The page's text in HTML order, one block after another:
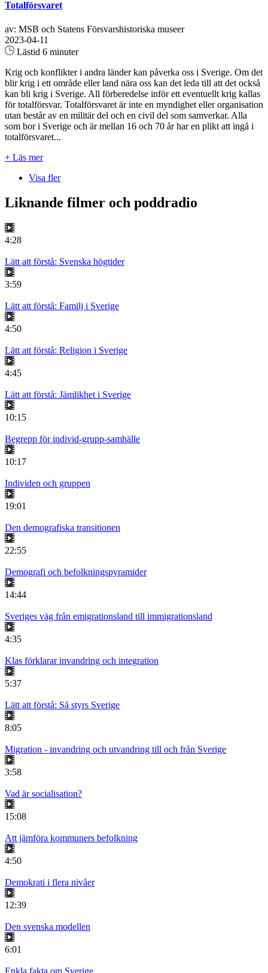
Totalförsvaret
av: MSB och Statens Försvarshistoriska museer
2023-04-11
Lästid 6 minuter
Krig och konflikter i andra länder kan påverka oss i Sverige. Om det
blir krig i ett område eller land nära oss kan det leda till att det också
kan bli krig i Sverige. All förberedelse inför ett eventuellt krig kallas
för totalförsvar. Totalförsvaret är inte en myndighet eller organisation
utan består av en militär del och en civil del som samverkar. Alla
som bor i Sverige och är mellan 16 och 70 år har en plikt att ingå i
totalförsvaret...
+ Läs mer
Visa fler
Liknande filmer och poddradio
4:28
Lätt att förstå: Svenska högtider
3:59
Lätt att förstå: Familj i Sverige
4:50
Lätt att förstå: Religion i Sverige
4:45
Lätt att förstå: Jämlikhet i Sverige
10:15
Begrepp för individ-grupp-samhälle
10:17
Individen och gruppen
19:01
Den demografiska transitionen
22:55
Demografi och befolkningspyramider
14:44
Sveriges väg från emigrationsland till immigrationsland
4:35
Klas förklarar invandring och integration
5:37
Lätt att förstå: Så styrs Sverige
8:05
Migration - invandring och utvandring till och från Sverige
3:58
Vad är socialisation?
15:08
Att jämföra kommuners befolkning
4:50
Demokrati i flera nivåer
12:39
Den svenska modellen
6:01